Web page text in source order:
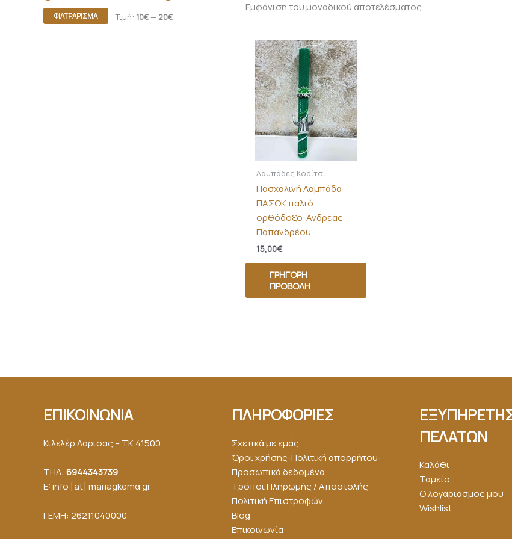
ΦΙΛΤΡΆΡΙΣΜΑ Τιμή: 10€— 20€
Εμφάνιση του μοναδικού αποτελέσματος
Λαμπάδες Κορίτσι
Πασχαλινή Λαμπάδα
ΠΑΣΟΚ παλιό
ορθόδοξο-Ανδρέας
Παπανδρέου
15,00€
ΓΡΉΓΟΡΗ
ΠΡΟΒΟΛΉ
ΕΠΙΚΟΙΝΩΝΙΑ
Κιλελέρ Λάρισας – ΤΚ 41500
ΤΗΛ: 6944343739
E: info [at] mariagkemα.gr
ΓΕΜΗ: 26211040000
ΠΛΗΡΟΦΟΡΙΕΣ
Σχετικά με εμάς
Όροι χρήσης-Πολιτική απορρήτου-
Προσωπικά δεδομένα
Τρόποι Πληρωμής / Αποστολής
Πολιτική Επιστροφών
Blog
Επικοινωνία
ΠΕΛΑΤΩΝ
Καλάθι
Ταμείο
Ο λογαριασμός μου
Wishlist